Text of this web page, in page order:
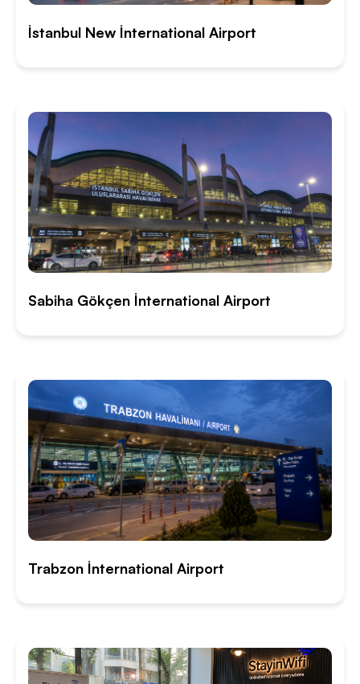
İstanbul New İnternational Airport
Sabiha Gökçen İnternational Airport
Trabzon İnternational Airport